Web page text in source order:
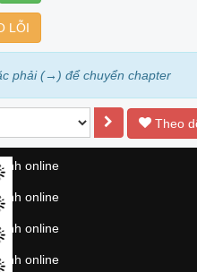
LỖI
phải (→) để chuyển chapter
Theo